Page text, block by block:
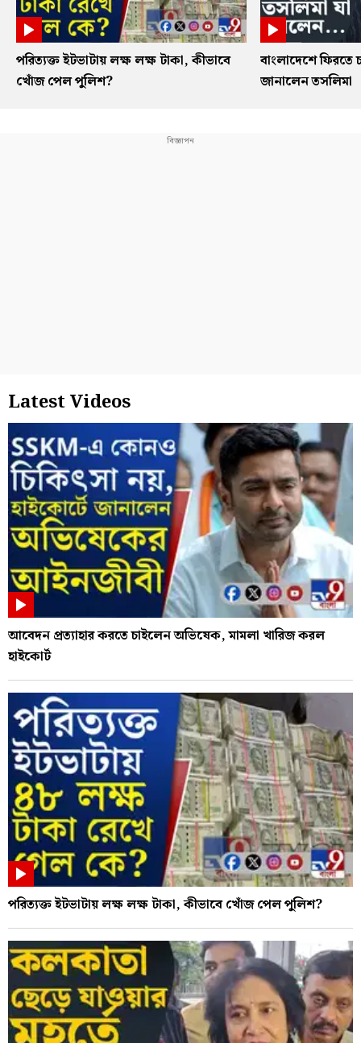
পরিত্যক্ত ইটভাটায় লক্ষ লক্ষ টাকা, কীভাবে
খোঁজ পেল পুলিশ?
বাংলাদেশে ফিরতে
জানালেন তসলিমা
Latest Videos
আবেদন প্রত্যাহার করতে চাইলেন অভিষেক, মামলা খারিজ করল
হাইকোর্ট
পরিত্যক্ত ইটভাটায় লক্ষ লক্ষ টাকা, কীভাবে খোঁজ পেল পুলিশ?